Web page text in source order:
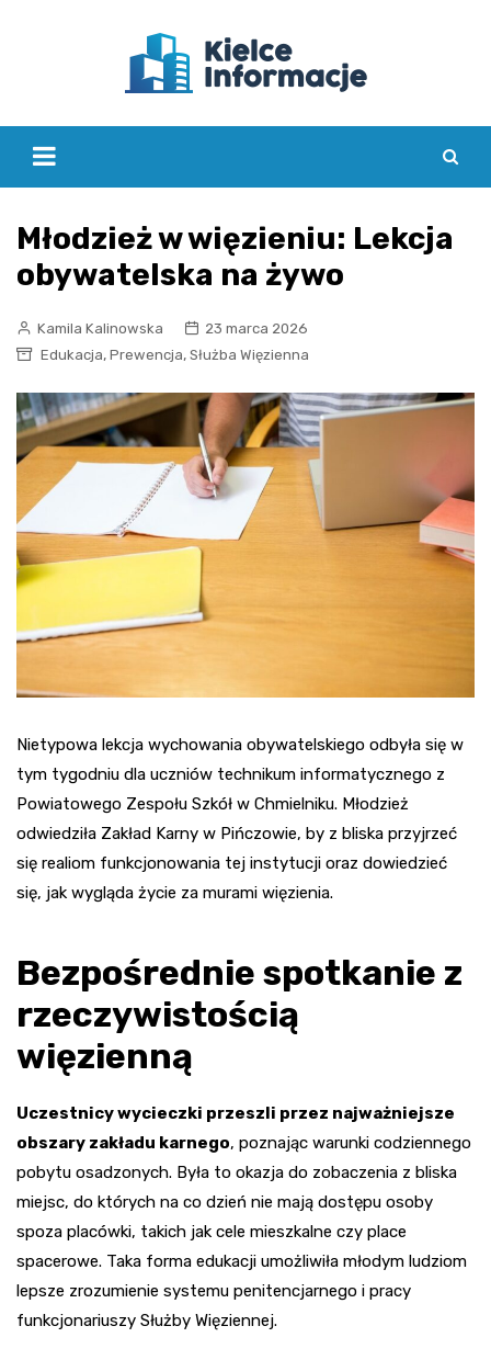
Młodzież w więzieniu: Lekcja
obywatelska na żywo
Kamila Kalinowska
23 marca 2026
Edukacja, Prewencja, Służba Więzienna
Nietypowa lekcja wychowania obywatelskiego odbyła się w
tym tygodniu dla uczniów technikum informatycznego z
Powiatowego Zespołu Szkół w Chmielniku. Młodzież
odwiedziła Zakład Karny w Pińczowie, by z bliska przyjrzeć
się realiom funkcjonowania tej instytucji oraz dowiedzieć
się, jak wygląda życie za murami więzienia.
Bezpośrednie spotkanie z
rzeczywistością
więzienną
Uczestnicy wycieczki przeszli przez najważniejsze
obszary zakładu karnego, poznając warunki codziennego
pobytu osadzonych. Była to okazja do zobaczenia z bliska
miejsc, do których na co dzień nie mają dostępu osoby
spoza placówki, takich jak cele mieszkalne czy place
spacerowe. Taka forma edukacji umożliwiła młodym ludziom
lepsze zrozumienie systemu penitencjarnego i pracy
funkcjonariuszy Służby Więziennej.